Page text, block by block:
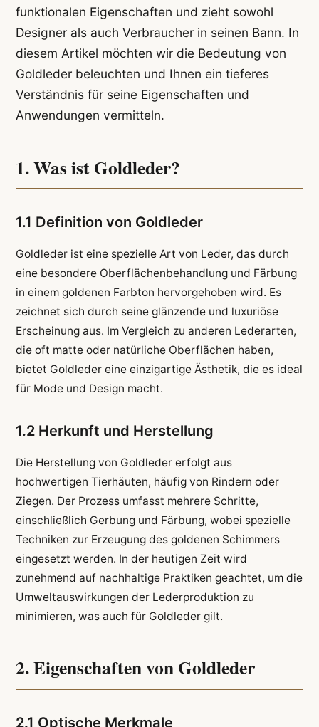
funktionalen Eigenschaften und zieht sowohl
Designer als auch Verbraucher in seinen Bann. In
diesem Artikel möchten wir die Bedeutung von
Goldleder beleuchten und Ihnen ein tieferes
Verständnis für seine Eigenschaften und
Anwendungen vermitteln.
1. Was ist Goldleder?
1.1 Definition von Goldleder
Goldleder ist eine spezielle Art von Leder, das durch
eine besondere Oberflächenbehandlung und Färbung
in einem goldenen Farbton hervorgehoben wird. Es
zeichnet sich durch seine glänzende und luxuriöse
Erscheinung aus. Im Vergleich zu anderen Lederarten,
die oft matte oder natürliche Oberflächen haben,
bietet Goldleder eine einzigartige Ästhetik, die es ideal
für Mode und Design macht.
1.2 Herkunft und Herstellung
Die Herstellung von Goldleder erfolgt aus
hochwertigen Tierhäuten, häufig von Rindern oder
Ziegen. Der Prozess umfasst mehrere Schritte,
einschließlich Gerbung und Färbung, wobei spezielle
Techniken zur Erzeugung des goldenen Schimmers
eingesetzt werden. In der heutigen Zeit wird
zunehmend auf nachhaltige Praktiken geachtet, um die
Umweltauswirkungen der Lederproduktion zu
minimieren, was auch für Goldleder gilt.
2. Eigenschaften von Goldleder
2.1 Optische Merkmale